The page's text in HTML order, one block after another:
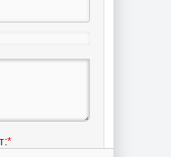
из
*